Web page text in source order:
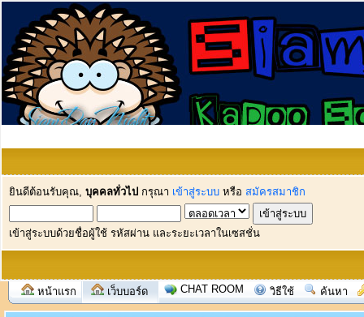
ยินดีต้อนรับคุณ, บุคคลทั่วไป กรุณา เข้าสู่ระบบ หรือ สมัครสมาชิก
เข้าสู่ระบบด้วยชื่อผู้ใช้ รหัสผ่าน และระยะเวลาในเซสชั่น
หน้าแรก เว็บบอร์ด CHAT ROOM วิธีใช้ ค้นหา